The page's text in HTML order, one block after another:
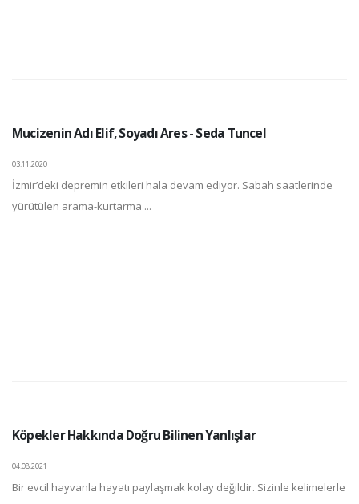
Mucizenin Adı Elif, Soyadı Ares - Seda Tuncel
03.11.2020
İzmir’deki depremin etkileri hala devam ediyor. Sabah saatlerinde
yürütülen arama-kurtarma ...
Köpekler Hakkında Doğru Bilinen Yanlışlar
04.08.2021
Bir evcil hayvanla hayatı paylaşmak kolay değildir. Sizinle kelimelerle